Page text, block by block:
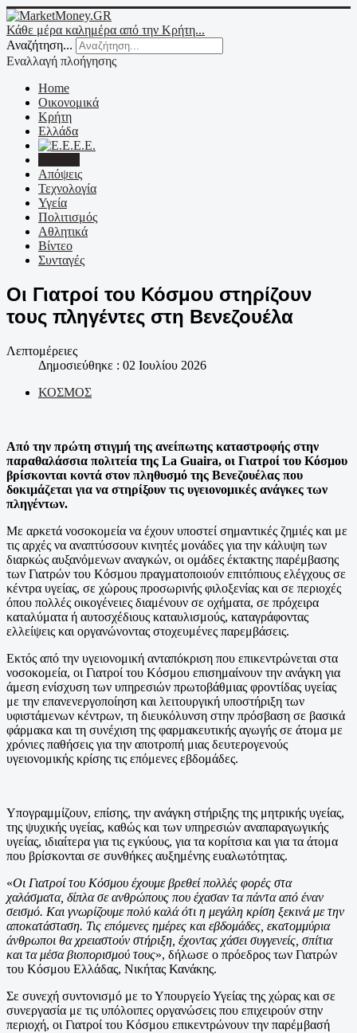
Κάθε μέρα καλημέρα από την Κρήτη...
Αναζήτηση...
Εναλλαγή πλοήγησης
Home
Οικονομικά
Κρήτη
Ελλάδα
Ε.Ε.
Απόψεις
Τεχνολογία
Υγεία
Πολιτισμός
Αθλητικά
Βίντεο
Συνταγές
Οι Γιατροί του Κόσμου στηρίζουν
τους πληγέντες στη Βενεζουέλα
Λεπτομέρειες
Δημοσιεύθηκε : 02 Ιουλίου 2026
ΚΟΣΜΟΣ
Από την πρώτη στιγμή της ανείπωτης καταστροφής στην
παραθαλάσσια πολιτεία της La Guaira, οι Γιατροί του Κόσμου
βρίσκονται κοντά στον πληθυσμό της Βενεζουέλας που
δοκιμάζεται για να στηρίξουν τις υγειονομικές ανάγκες των
πληγέντων.
Με αρκετά νοσοκομεία να έχουν υποστεί σημαντικές ζημιές και με
τις αρχές να αναπτύσσουν κινητές μονάδες για την κάλυψη των
διαρκώς αυξανόμενων αναγκών, οι ομάδες έκτακτης παρέμβασης
των Γιατρών του Κόσμου πραγματοποιούν επιτόπιους ελέγχους σε
κέντρα υγείας, σε χώρους προσωρινής φιλοξενίας και σε περιοχές
όπου πολλές οικογένειες διαμένουν σε οχήματα, σε πρόχειρα
καταλύματα ή αυτοσχέδιους καταυλισμούς, καταγράφοντας
ελλείψεις και οργανώνοντας στοχευμένες παρεμβάσεις.
Εκτός από την υγειονομική ανταπόκριση που επικεντρώνεται στα
νοσοκομεία, οι Γιατροί του Κόσμου επισημαίνουν την ανάγκη για
άμεση ενίσχυση των υπηρεσιών πρωτοβάθμιας φροντίδας υγείας
με την επανενεργοποίηση και λειτουργική υποστήριξη των
υφιστάμενων κέντρων, τη διευκόλυνση στην πρόσβαση σε βασικά
φάρμακα και τη συνέχιση της φαρμακευτικής αγωγής σε άτομα με
χρόνιες παθήσεις για την αποτροπή μιας δευτερογενούς
υγειονομικής κρίσης τις επόμενες εβδομάδες.
Υπογραμμίζουν, επίσης, την ανάγκη στήριξης της μητρικής υγείας,
της ψυχικής υγείας, καθώς και των υπηρεσιών αναπαραγωγικής
υγείας, ιδιαίτερα για τις εγκύους, για τα κορίτσια και για τα άτομα
που βρίσκονται σε συνθήκες αυξημένης ευαλωτότητας.
«Οι Γιατροί του Κόσμου έχουμε βρεθεί πολλές φορές στα
χαλάσματα, δίπλα σε ανθρώπους που έχασαν τα πάντα από έναν
σεισμό. Και γνωρίζουμε πολύ καλά ότι η μεγάλη κρίση ξεκινά με την
αποκατάσταση. Τις επόμενες ημέρες και εβδομάδες, εκατομμύρια
άνθρωποι θα χρειαστούν στήριξη, έχοντας χάσει συγγενείς, σπίτια
και τα μέσα βιοπορισμού τους», δήλωσε ο πρόεδρος των Γιατρών
του Κόσμου Ελλάδας, Νικήτας Κανάκης.
Σε συνεχή συντονισμό με το Υπουργείο Υγείας της χώρας και σε
συνεργασία με τις υπόλοιπες οργανώσεις που επιχειρούν στην
περιοχή, οι Γιατροί του Κόσμου επικεντρώνουν την παρέμβασή